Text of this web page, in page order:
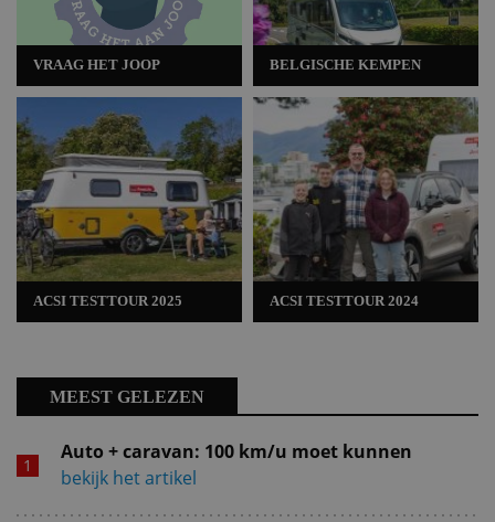
VRAAG HET JOOP
ACSI TESTTOUR 2025
BELGISCHE KEMPEN
ACSI TESTTOUR 2024
MEEST GELEZEN
Auto + caravan: 100 km/u moet kunnen
bekijk het artikel